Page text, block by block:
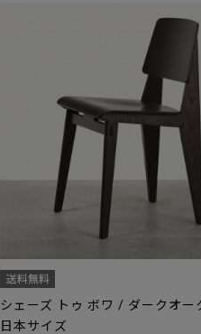
シェーズ トゥ ボワ / ダークオー
日本サイズ